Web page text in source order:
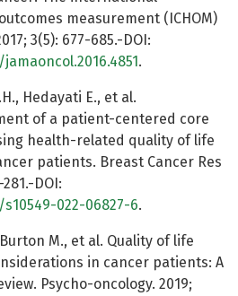
measurement (ICHOM)
3(5): 677-685.-DOI:
.
Hedayati E., et al.
of a patient-centered core
health-related quality of life
patients. Breast Cancer Res
DOI:
022-06827-6.
M., et al. Quality of life
in cancer patients: A
Psycho-oncology. 2019;